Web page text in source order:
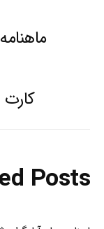
ماهنامه
Posts